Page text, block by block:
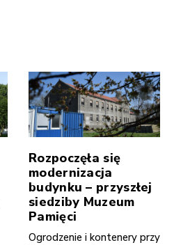
Rozpoczęła się
modernizacja
budynku – przyszłej
siedziby Muzeum
Pamięci
Ogrodzenie i kontenery przy